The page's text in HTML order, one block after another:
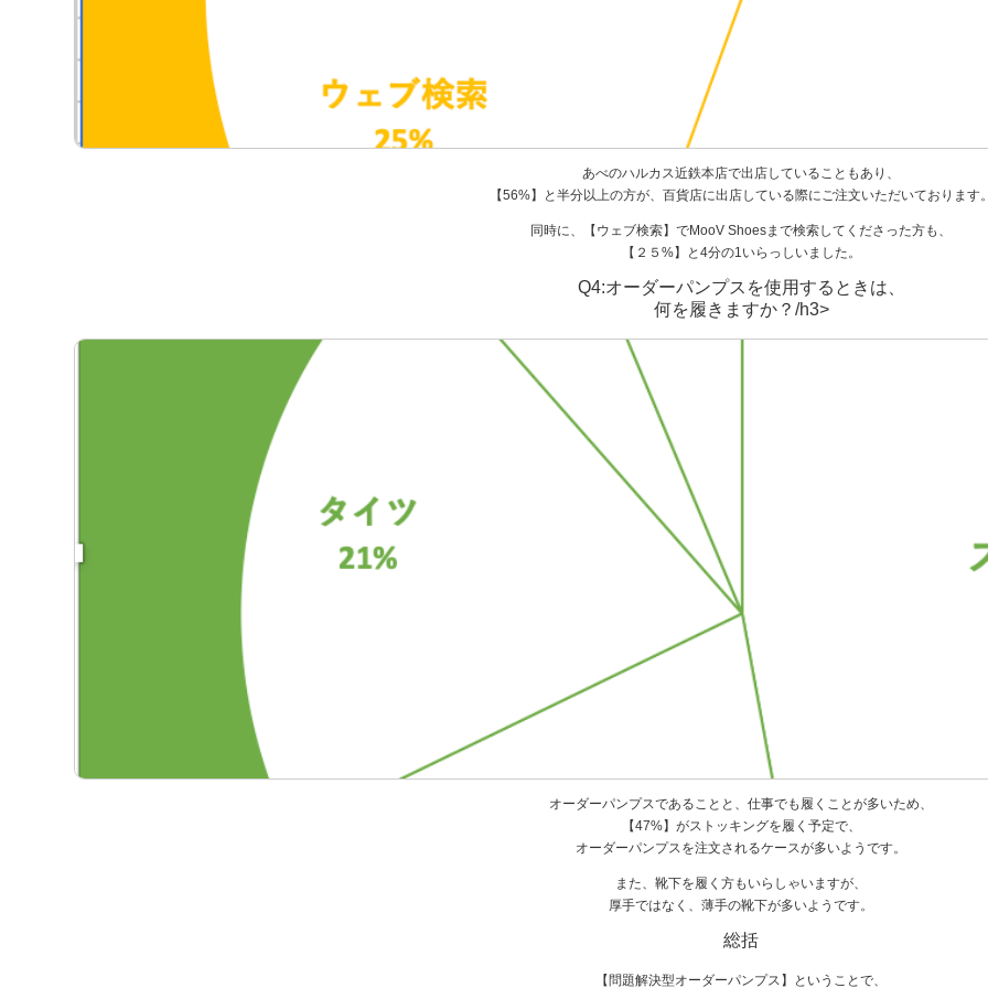
あべのハルカス近鉄本店で出店していることもあり、
【56%】と半分以上の方が、百貨店に出店している際にご注文いただいております
同時に、【ウェブ検索】でMooV Shoesまで検索してくださった方も、
【２５%】と4分の1いらっしいました。
Q4:オーダーパンプスを使用するときは、
何を履きますか？/h3>
オーダーパンプスであることと、仕事でも履くことが多いため、
【47%】がストッキングを履く予定で、
オーダーパンプスを注文されるケースが多いようです。
また、靴下を履く方もいらしゃいますが、
厚手ではなく、薄手の靴下が多いようです。
総括
【問題解決型オーダーパンプス】ということで、